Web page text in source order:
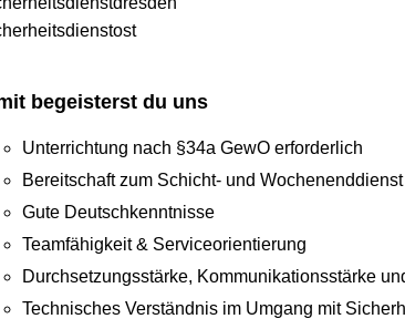
begeisterst du uns
Unterrichtung nach §34a GewO erforderlich
Bereitschaft zum Schicht- und Wochenenddienst
Gute Deutschkenntnisse
Teamfähigkeit & Serviceorientierung
Durchsetzungsstärke, Kommunikationsstärke
Technisches Verständnis im Umgang mit